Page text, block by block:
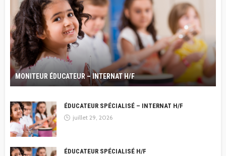
MONITEUR ÉDUCATEUR – INTERNAT H/F
ÉDUCATEUR SPÉCIALISÉ – INTERNAT H/F
juillet 29, 2026
ÉDUCATEUR SPÉCIALISÉ H/F